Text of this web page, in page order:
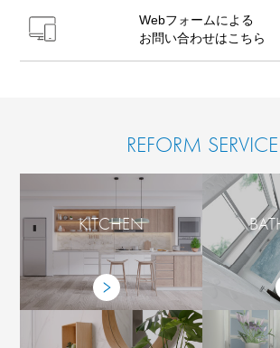
Webフォームによる
お問い合わせはこちら
REFORM SERVICE
KITCHEN